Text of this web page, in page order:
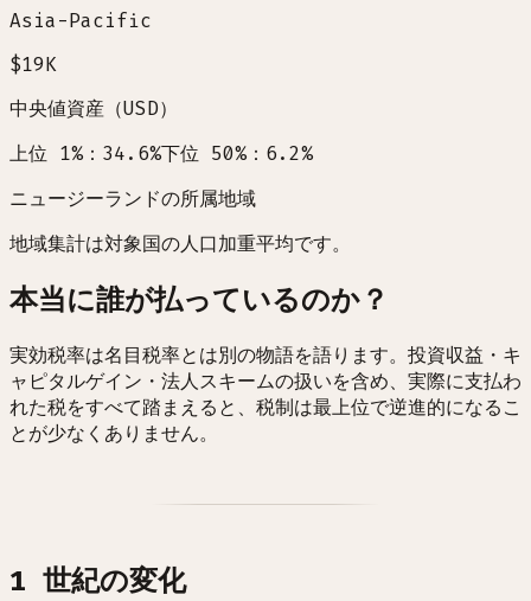
Asia-Pacific
$19K
中央値資産（USD）
上位 1%：34.6%下位 50%：6.2%
ニュージーランドの所属地域
地域集計は対象国の人口加重平均です。
本当に誰が払っているのか？
実効税率は名目税率とは別の物語を語ります。投資収益・キ
ャピタルゲイン・法人スキームの扱いを含め、実際に支払わ
れた税をすべて踏まえると、税制は最上位で逆進的になるこ
とが少なくありません。
1 世紀の変化